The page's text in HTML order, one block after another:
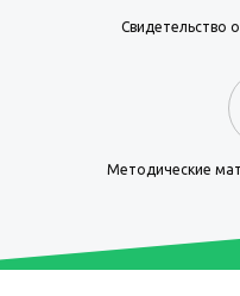
Свидетельство
Методические